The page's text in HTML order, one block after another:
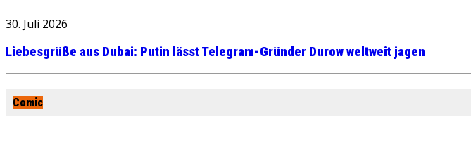
30. Juli 2026
Liebesgrüße aus Dubai: Putin lässt Telegram-Gründer Durow weltweit jagen
Comic